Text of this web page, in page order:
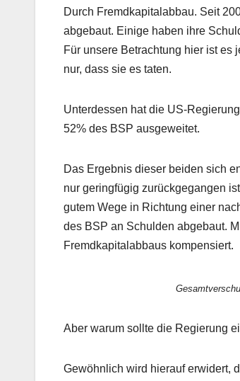
Durch Fremdkapitalabbau. Seit
abgebaut. Einige haben ihre
Für unsere Betrachtung hier ist
nur, dass sie es taten.
Unterdessen hat die US-
52% des BSP ausgeweitet.
Das Ergebnis dieser beiden sich
nur geringfügig zurückgegangen
gutem Wege in Richtung einer
des BSP an Schulden abgebaut.
Fremdkapitalabbaus kompensiert.
Aber warum sollte die Regierung
Gewöhnlich wird hierauf erwidert,